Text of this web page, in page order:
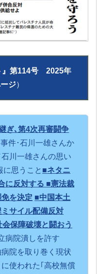
』第114号 2025年
ジ）
ぎ､第4次再審闘争
件･石川一雄さんか
川一雄さんの思い
に思うこと ■ネタニ
に反対する ■憲法裁
を決定 ■中国本土
サイル配備反対
保障破壊と闘おう
病院潰しを許す
院を取り巻く現状
使われた｢高校無償